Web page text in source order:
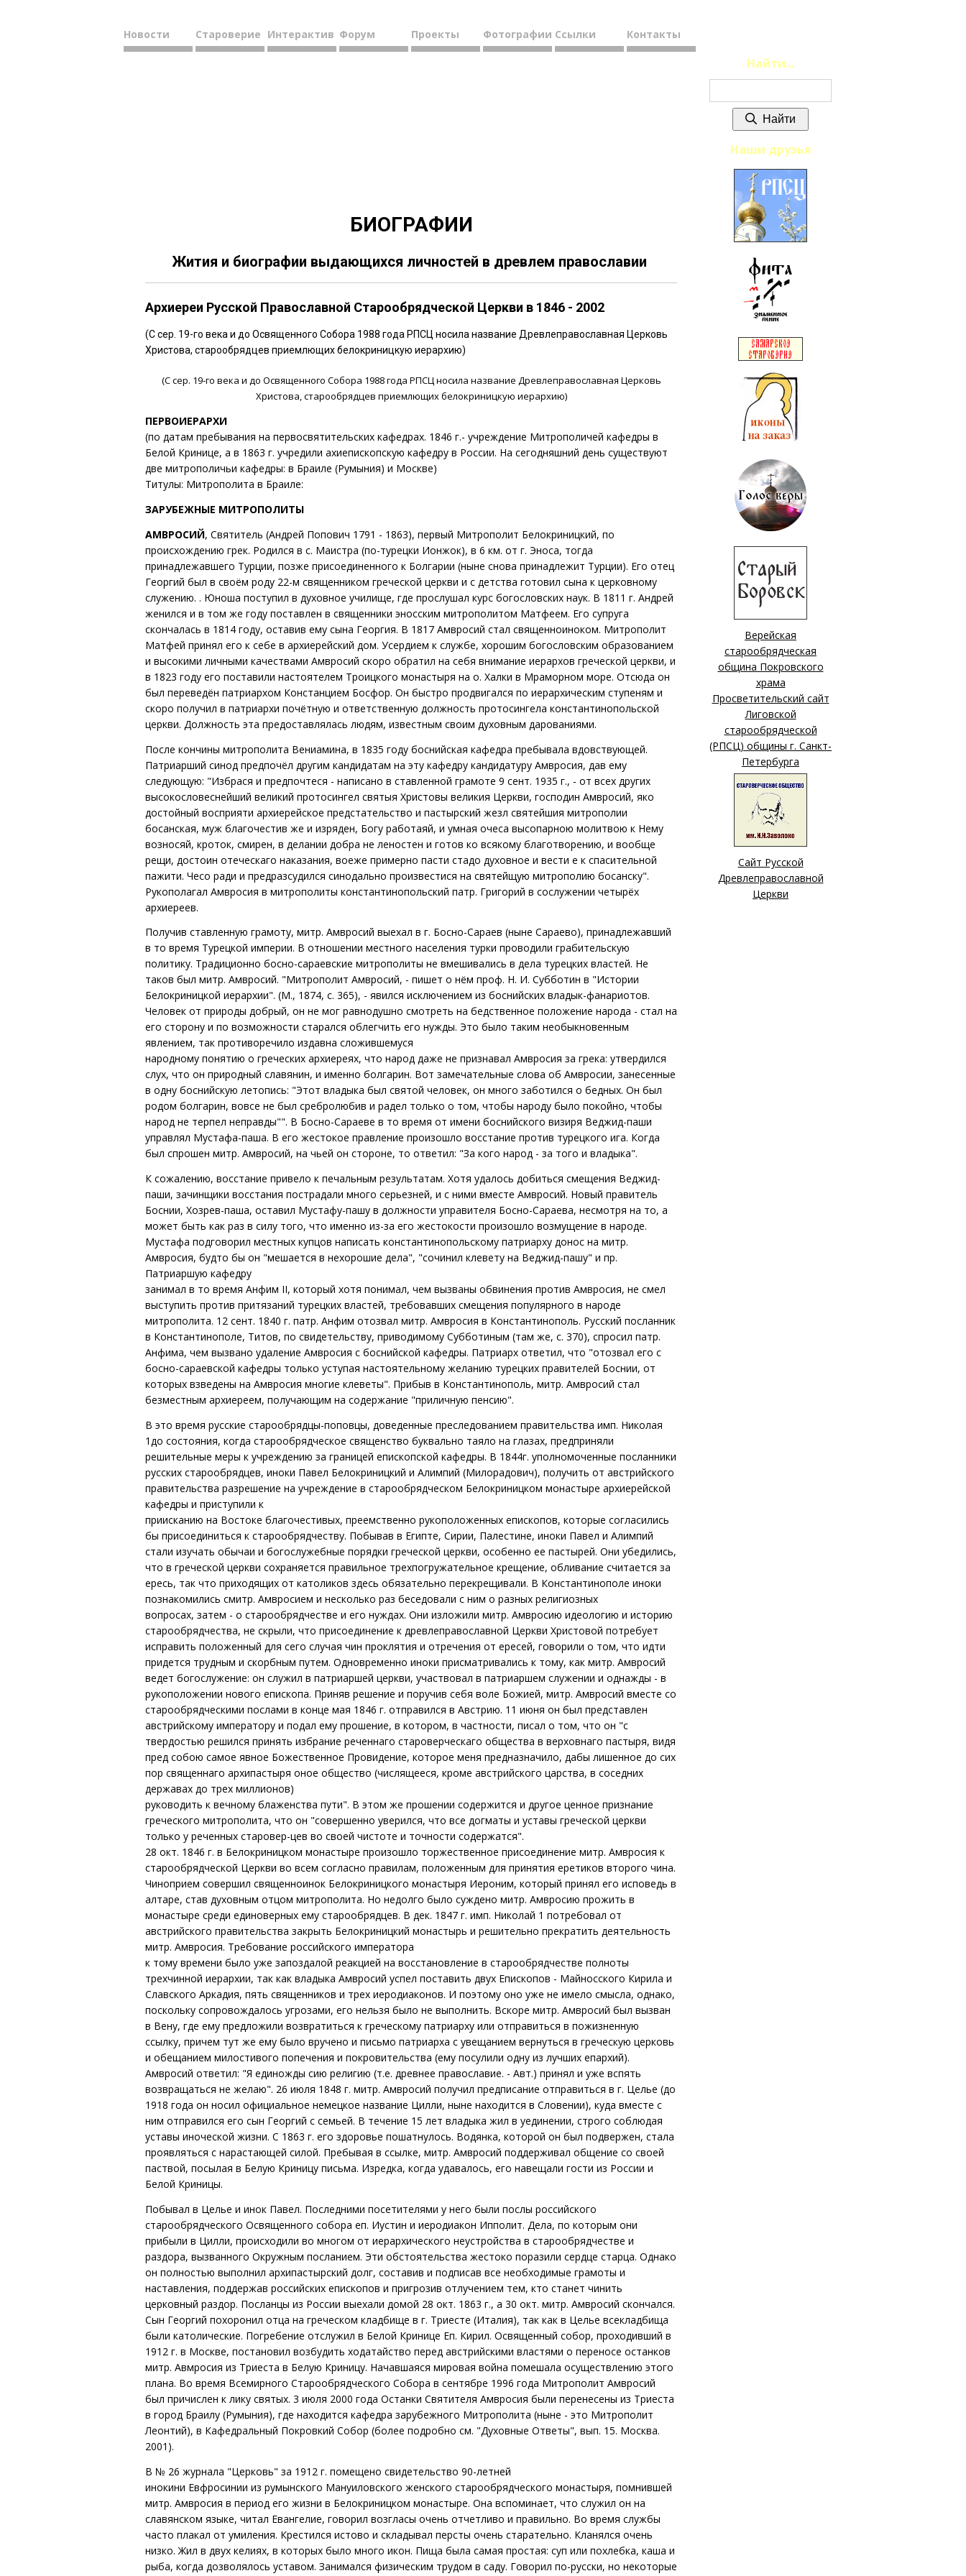
Новости Староверие Интерактив Форум Проекты Фотографии Ссылки Контакты
БИОГРАФИИ
Жития и биографии выдающихся личностей в древлем православии
Архиереи Русской Православной Старообрядческой Церкви в 1846 - 2002
(С сер. 19-го века и до Освященного Собора 1988 года РПСЦ носила название Древлеправославная Церковь
Христова, старообрядцев приемлющих белокриницкую иерархию)
(С сер. 19-го века и до Освященного Собора 1988 года РПСЦ носила название Древлеправославная Церковь
Христова, старообрядцев приемлющих белокриницкую иерархию)
ПЕРВОИЕРАРХИ
(по датам пребывания на первосвятительских кафедрах. 1846 г.- учреждение Митрополичей кафедры в
Белой Кринице, а в 1863 г. учредили ахиепископскую кафедру в России. На сегодняшний день существуют
две митрополичьи кафедры: в Браиле (Румыния) и Москве)
Титулы: Митрополита в Браиле:
ЗАРУБЕЖНЫЕ МИТРОПОЛИТЫ
АМВРОСИЙ, Святитель (Андрей Попович 1791 - 1863), первый Митрополит Белокриницкий, по
происхождению грек. Родился в с. Маистра (по-турецки Ионжок), в 6 км. от г. Эноса, тогда
принадлежавшего Турции, позже присоединенного к Болгарии (ныне снова принадлежит Турции). Его отец
Георгий был в своём роду 22-м священником греческой церкви и с детства готовил сына к церковному
служению. . Юноша поступил в духовное училище, где прослушал курс богословских наук. В 1811 г. Андрей
женился и в том же году поставлен в священники эносским митрополитом Матфеем. Его супруга
скончалась в 1814 году, оставив ему сына Георгия. В 1817 Амвросий стал священноиноком. Митрополит
Матфей принял его к себе в архиерейский дом. Усердием к службе, хорошим богословским образованием
и высокими личными качествами Амвросий скоро обратил на себя внимание иерархов греческой церкви, и
в 1823 году его поставили настоятелем Троицкого монастыря на о. Халки в Мраморном море. Отсюда он
был переведён патриархом Констанцием Босфор. Он быстро продвигался по иерархическим ступеням и
скоро получил в патриархи почётную и ответственную должность протосингела константинопольской
церкви. Должность эта предоставлялась людям, известным своим духовным дарованиями.
После кончины митрополита Вениамина, в 1835 году боснийская кафедра пребывала вдовствующей.
Патриарший синод предпочёл другим кандидатам на эту кафедру кандидатуру Амвросия, дав ему
следующую: "Избрася и предпочтеся - написано в ставленной грамоте 9 сент. 1935 г., - от всех других
высокословеснейший великий протосингел святыя Христовы великия Церкви, господин Амвросий, яко
достойный восприяти архиерейское предстательство и пастырский жезл святейшия митрополии
босанская, муж благочестив же и изряден, Богу работаяй, и умная очеса высопарною молитвою к Нему
возносяй, кроток, смирен, в делании добра не леностен и готов ко всякому благотворению, и вообще
рещи, достоин отеческаго наказания, воеже примерно пасти стадо духовное и вести е к спасительной
пажити. Чесо ради и предразсудился синодально произвестися на святейщую митрополию босанску".
Рукополагал Амвросия в митрополиты константинопольский патр. Григорий в сослужении четырёх
архиереев.
Получив ставленную грамоту, митр. Амвросий выехал в г. Босно-Сараев (ныне Сараево), принадлежавший
в то время Турецкой империи. В отношении местного населения турки проводили грабительскую
политику. Традиционно босно-сараевские митрополиты не вмешивались в дела турецких властей. Не
таков был митр. Амвросий. "Митрополит Амвросий, - пишет о нём проф. Н. И. Субботин в "Истории
Белокриницкой иерархии". (М., 1874, с. 365), - явился исключением из боснийских владык-фанариотов.
Человек от природы добрый, он не мог равнодушно смотреть на бедственное положение народа - стал на
его сторону и по возможности старался облегчить его нужды. Это было таким необыкновенным
явлением, так противоречило издавна сложившемуся
народному понятию о греческих архиереях, что народ даже не признавал Амвросия за грека: утвердился
слух, что он природный славянин, и именно болгарин. Вот замечательные слова об Амвросии, занесенные
в одну боснийскую летопись: "Этот владыка был святой человек, он много заботился о бедных. Он был
родом болгарин, вовсе не был сребролюбив и радел только о том, чтобы народу было покойно, чтобы
народ не терпел неправды"". В Босно-Сараеве в то время от имени боснийского визиря Веджид-паши
управлял Мустафа-паша. В его жестокое правление произошло восстание против турецкого ига. Когда
был спрошен митр. Амвросий, на чьей он стороне, то ответил: "Зa кого народ - за того и владыка".
К сожалению, восстание привело к печальным результатам. Хотя удалось добиться смещения Веджид-
паши, зачинщики восстания пострадали много серьезней, и с ними вместе Амвросий. Новый правитель
Боснии, Хозрев-паша, оставил Мустафу-пашу в должности управителя Босно-Сараева, несмотря на то, а
может быть как раз в силу того, что именно из-за его жестокости произошло возмущение в народе.
Мустафа подговорил местных купцов написать константинопольскому патриарху донос на митр.
Амвросия, будто бы он "мешается в нехорошие дела", "сочинил клевету на Веджид-пашу" и пр.
Патриаршую кафедру
занимал в то время Анфим II, который хотя понимал, чем вызваны обвинения против Амвросия, не смел
выступить против притязаний турецких властей, требовавших смещения популярного в народе
митрополита. 12 сент. 1840 г. патр. Анфим отозвал митр. Амвросия в Константинополь. Русский посланник
в Константинополе, Титов, по свидетельству, приводимому Субботиным (там же, с. 370), спросил патр.
Анфима, чем вызвано удаление Амвросия с боснийской кафедры. Патриарх ответил, что "отозвал его с
босно-сараевской кафедры только уступая настоятельному желанию турецких правителей Боснии, от
которых взведены на Амвросия многие клеветы". Прибыв в Константинополь, митр. Амвросий стал
безместным архиереем, получающим на содержание "приличную пенсию".
В это время русские старообрядцы-поповцы, доведенные преследованием правительства имп. Николая
1до состояния, когда старообрядческое священство буквально таяло на глазах, предприняли
решительные меры к учреждению за границей епископской кафедры. В 1844г. уполномоченные посланники
русских старообрядцев, иноки Павел Белокриницкий и Алимпий (Милорадович), получить от австрийского
правительства разрешение на учреждение в старообрядческом Белокриницком монастыре архиерейской
кафедры и приступили к
приисканию на Востоке благочестивых, преемственно рукоположенных епископов, которые согласились
бы присоединиться к старообрядчеству. Побывав в Египте, Сирии, Палестине, иноки Павел и Алимпий
стали изучать обычаи и богослужебные порядки греческой церкви, особенно ее пастырей. Они убедились,
что в греческой церкви сохраняется правильное трехпогружательное крещение, обливание считается за
ересь, так что приходящих от католиков здесь обязательно перекрещивали. В Константинополе иноки
познакомились смитр. Амвросием и несколько раз беседовали с ним о разных религиозных
вопросах, затем - о старообрядчестве и его нуждах. Они изложили митр. Амвросию идеологию и историю
старообрядчества, не скрыли, что присоединение к древлеправославной Церкви Христовой потребует
исправить положенный для сего случая чин проклятия и отречения от ересей, говорили о том, что идти
придется трудным и скорбным путем. Одновременно иноки присматривались к тому, как митр. Амвросий
ведет богослужение: он служил в патриаршей церкви, участвовал в патриаршем служении и однажды - в
рукоположении нового епископа. Приняв решение и поручив себя воле Божией, митр. Амвросий вместе со
старообрядческими послами в конце мая 1846 г. отправился в Австрию. 11 июня он был представлен
австрийскому императору и подал ему прошение, в котором, в частности, писал о том, что он "с
твердостью решился принять избрание реченнаго староверческаго общества в верховнаго пастыря, видя
пред собою самое явное Божественное Провидение, которое меня предназначило, дабы лишенное до сих
пор священнаго архипастыря оное общество (числящееся, кроме австрийского царства, в соседних
державах до трех миллионов)
руководить к вечному блаженства пути". В этом же прошении содержится и другое ценное признание
греческого митрополита, что он "совершенно уверился, что все догматы и уставы греческой церкви
только у реченных старовер-цев во своей чистоте и точности содержатся".
28 окт. 1846 г. в Белокриницком монастыре произошло торжественное присоединение митр. Амвросия к
старообрядческой Церкви во всем согласно правилам, положенным для принятия еретиков второго чина.
Чиноприем совершил священноинок Белокриницкого монастыря Иероним, который принял его исповедь в
алтаре, став духовным отцом митрополита. Но недолго было суждено митр. Амвросию прожить в
монастыре среди единоверных ему старообрядцев. В дек. 1847 г. имп. Николай 1 потребовал от
австрийского правительства закрыть Белокриницкий монастырь и решительно прекратить деятельность
митр. Амвросия. Требование российского императора
к тому времени было уже запоздалой реакцией на восстановление в старообрядчестве полноты
трехчинной иерархии, так как владыка Амвросий успел поставить двух Епископов - Майносского Кирила и
Славского Аркадия, пять священников и трех иеродиаконов. И поэтому оно уже не имело смысла, однако,
поскольку сопровождалось угрозами, его нельзя было не выполнить. Вскоре митр. Амвросий был вызван
в Вену, где ему предложили возвратиться к греческому патриарху или отправиться в пожизненную
ссылку, причем тут же ему было вручено и письмо патриарха с увещанием вернуться в греческую церковь
и обещанием милостивого попечения и покровительства (ему посулили одну из лучших епархий).
Амвросий ответил: "Я единожды сию религию (т.е. древнее православие. - Авт.) принял и уже вспять
возвращаться не желаю". 26 июля 1848 г. митр. Амвросий получил предписание отправиться в г. Целье (до
1918 года он носил официальное немецкое название Цилли, ныне находится в Словении), куда вместе с
ним отправился его сын Георгий с семьей. В течение 15 лет владыка жил в уединении, строго соблюдая
уставы иноческой жизни. С 1863 г. его здоровье пошатнулось. Водянка, которой он был подвержен, стала
проявляться с нарастающей силой. Пребывая в ссылке, митр. Амвросий поддерживал общение со своей
паствой, посылая в Белую Криницу письма. Изредка, когда удавалось, его навещали гости из России и
Белой Криницы.
Побывал в Целье и инок Павел. Последними посетителями у него были послы российского
старообрядческого Освященного собора еп. Иустин и иеродиакон Ипполит. Дела, по которым они
прибыли в Цилли, происходили во многом от иерархического неустройства в старообрядчестве и
раздора, вызванного Окружным посланием. Эти обстоятельства жестоко поразили сердце старца. Однако
он полностью выполнил архипастырский долг, составив и подписав все необходимые грамоты и
наставления, поддержав российских епископов и пригрозив отлучением тем, кто станет чинить
церковный раздор. Посланцы из России выехали домой 28 окт. 1863 г., а 30 окт. митр. Амвросий скончался.
Сын Георгий похоронил отца на греческом кладбище в г. Триесте (Италия), так как в Целье всекладбища
были католические. Погребение отслужил в Белой Кринице Еп. Кирил. Освященный собор, проходивший в
1912 г. в Москве, постановил возбудить ходатайство перед австрийскими властями о переносе останков
митр. Авмросия из Триеста в Белую Криницу. Начавшаяся мировая война помешала осуществлению этого
плана. Во время Всемирного Старообрядческого Собора в сентябре 1996 года Митрополит Амвросий
был причислен к лику святых. 3 июля 2000 года Останки Святителя Амвросия были перенесены из Триеста
в город Браилу (Румыния), где находится кафедра зарубежного Митрополита (ныне - это Митрополит
Леонтий), в Кафедральный Покровкий Собор (более подробно см. "Духовные Ответы", вып. 15. Москва.
2001).
В № 26 журнала "Церковь" за 1912 г. помещено свидетельство 90-летней
инокини Евфросинии из румынского Мануиловского женского старообрядческого монастыря, помнившей
митр. Амвросия в период его жизни в Белокриницком монастыре. Она вспоминает, что служил он на
славянском языке, читал Евангелие, говорил возгласы очень отчетливо и правильно. Во время службы
часто плакал от умиления. Крестился истово и складывал персты очень старательно. Кланялся очень
низко. Жил в двух келиях, в которых было много икон. Пища была самая простая: суп или похлебка, каша и
рыба, когда дозволялось уставом. Занимался физическим трудом в саду. Говорил по-русски, но некоторые
Найти...
Найти
Наши друзья
Верейская
старообрядческая
община Покровского
храма
Просветительский сайт
Лиговской
старообрядческой
(РПСЦ) общины г. Санкт-
Петербурга
Сайт Русской
Древлеправославной
Церкви